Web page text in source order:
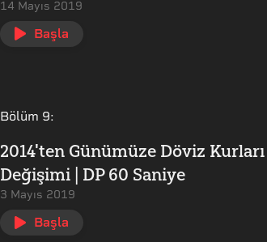
14 Mayıs 2019
Başla
Bölüm 9:
2014'ten Günümüze Döviz Kurları
Değişimi | DP 60 Saniye
3 Mayıs 2019
Başla